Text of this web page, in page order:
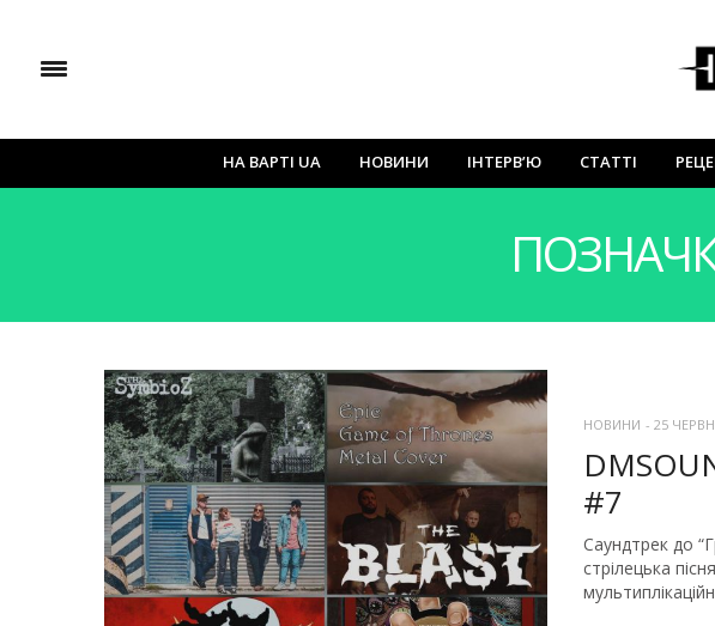
НА ВАРТІ UA НОВИНИ ІНТЕРВ’Ю СТАТТІ
НОВИНИ - 25
#7
Саундтрек до
стрілецька